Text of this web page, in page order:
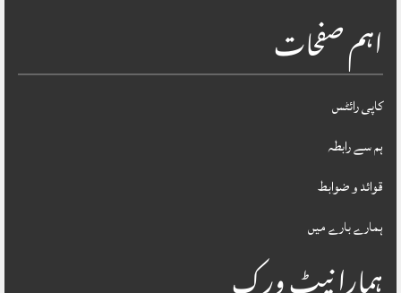
اہم صفحات
کاپی رائٹس
ہم سے رابطہ
قوائد و ضوابط
ہمارے بارے میں